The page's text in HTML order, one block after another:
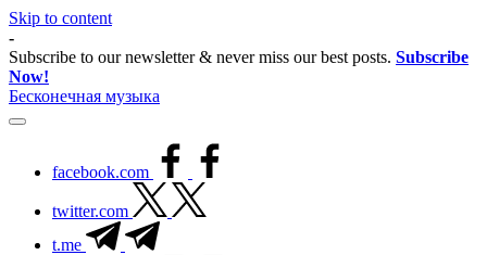
Skip to content
-
Subscribe to our newsletter & never miss our best posts. Subscribe
Now!
Бесконечная музыка
facebook.com
twitter.com
t.me